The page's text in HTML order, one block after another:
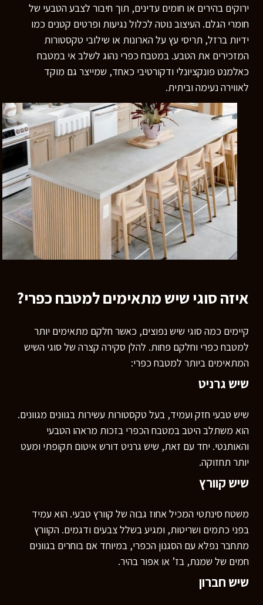
ירוקים בהירים או חומים עדינים, תוך חיבור לצבע הטבעי של
חומרי הגלם. העיצוב נוטה לכלול נגיעות ופרטים קטנים כמו
ידיות ברזל, תריסי עץ על הארונות או שילובי טקסטורות
המזכירים את הטבע. במטבח כפרי נהוג לשלבאי במטבח
כאלמנט פונקציונלי ודקורטיבי כאחד, שמייצר גם מוקד
לאווירה נעימה וביתית.
איזה סוגי שיש מתאימים למטבח כפרי?
קיימים כמה סוגי שיש נפוצים, כאשר חלקם מתאימים יותר
למטבח כפרי וחלקם פחות. להלן סקירה קצרה של סוגי השיש
המתאימים ביותר למטבח כפרי:
שיש גרניט
שיש טבעי חזק ועמיד, בעל טקסטורות עשירות בגוונים מגוונים.
הוא משתלב היטב במטבח הכפרי בזכות מראהו הטבעי
והאותנטי. יחד עם זאת, שיש גרניט דורש איטום תקופתי ומעט
יותר תחזוקה.
שיש קוורץ
משטח סינתטי המכיל אחוז גבוה של קוורץ טבעי. הוא עמיד
בפני כתמים ושריטות, ומגיע בשלל צבעים ודגמים. הקוורץ
מתחבר נפלא עם הסגנון הכפרי, במיוחד אם בוחרים בגוונים
חמים של שמנת, בז’ או אפור בהיר.
שיש חברון